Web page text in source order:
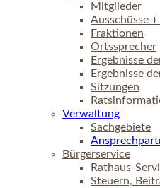
Mitglieder
Ausschüsse
Fraktionen
Ortssprecher
Ergebnisse
Ergebnisse
Sitzungen
Verwaltung
Sachgebiete
Bürgerservice
Rathaus-
Steuern,